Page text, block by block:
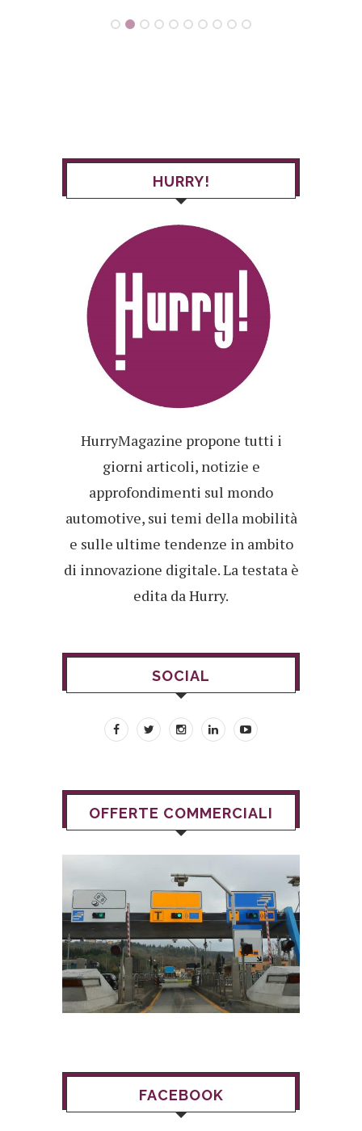
HURRY!
HurryMagazine propone tutti i
giorni articoli, notizie e
approfondimenti sul mondo
automotive, sui temi della mobilità
e sulle ultime tendenze in ambito
di innovazione digitale. La testata è
edita da Hurry.
SOCIAL
OFFERTE COMMERCIALI
FACEBOOK